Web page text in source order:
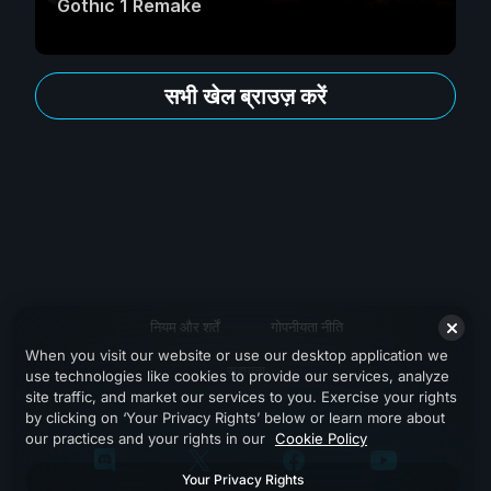
Gothic 1 Remake
सभी खेल ब्राउज़ करें
नियम और शर्तें गोपनीयता नीति
सहायता
When you visit our website or use our desktop application we
use technologies like cookies to provide our services, analyze
site traffic, and market our services to you. Exercise your rights
by clicking on ‘Your Privacy Rights’ below or learn more about
our practices and your rights in our Cookie Policy
Your Privacy Rights